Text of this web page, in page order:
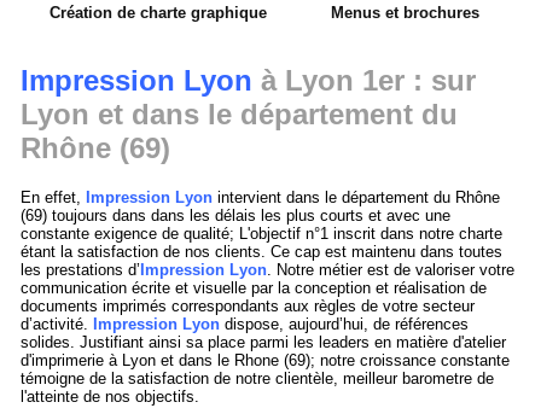
Création de charte graphique Menus et brochures
Impression Lyon à Lyon 1er : sur
Lyon et dans le département du
Rhône (69)
En effet, Impression Lyon intervient dans le département du Rhône
(69) toujours dans dans les délais les plus courts et avec une
constante exigence de qualité; L'objectif n°1 inscrit dans notre charte
étant la satisfaction de nos clients. Ce cap est maintenu dans toutes
les prestations d’ Impression Lyon. Notre métier est de valoriser votre
communication écrite et visuelle par la conception et réalisation de
documents imprimés correspondants aux règles de votre secteur
d’activité. Impression Lyon dispose, aujourd’hui, de références
solides. Justifiant ainsi sa place parmi les leaders en matière d'atelier
d'imprimerie à Lyon et dans le Rhone (69); notre croissance constante
témoigne de la satisfaction de notre clientèle, meilleur barometre de
l'atteinte de nos objectifs.